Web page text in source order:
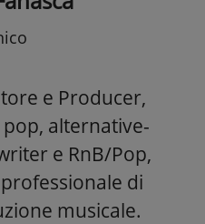
e Producer,
alternative-
e RnB/Pop,
di
musicale.